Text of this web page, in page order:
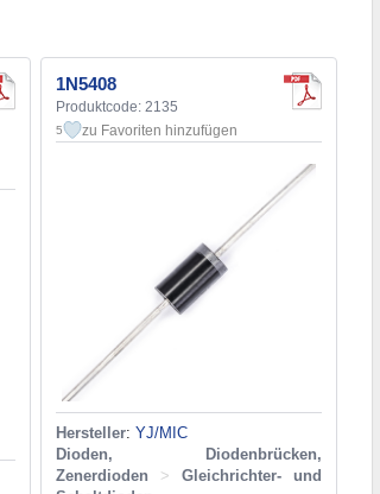
1N5408
Produktcode: 2135
5 zu Favoriten hinzufügen
Hersteller: YJ/MIC
Dioden, Diodenbrücken,
Zenerdioden
>
Gleichrichter- und